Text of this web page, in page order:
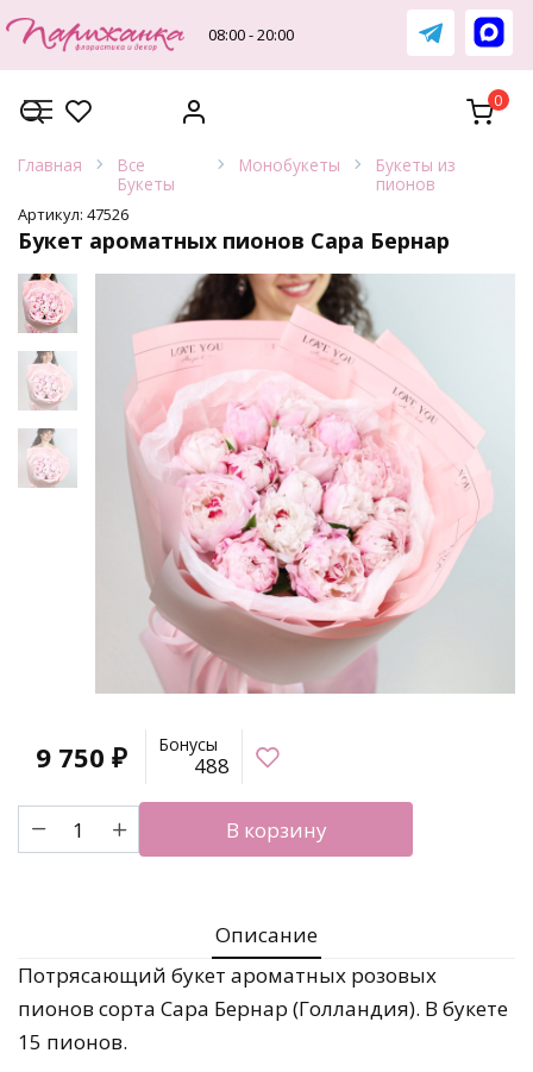
к
содержанию
08:00 - 20:00
0
Главная
Все
Букеты
Монобукеты
Букеты из
пионов
Артикул: 47526
Букет ароматных пионов Сара Бернар
9 750 ₽ Бонусы
488
Количество
товара
В корзину
Описание
Потрясающий букет ароматных розовых
пионов сорта Сара Бернар (Голландия). В букете
15 пионов.